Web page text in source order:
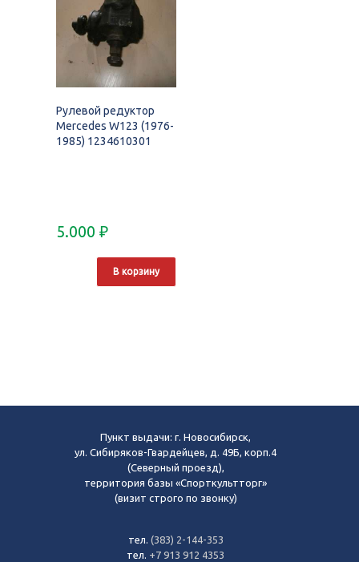
Рулевой редуктор
Mercedes W123 (1976-
1985) 1234610301
5.000 ₽
В корзину
Пункт выдачи: г. Новосибирск,
ул. Сибиряков-Гвардейцев, д. 49Б, корп.4
(Северный проезд),
территория базы «Спорткультторг»
(визит строго по звонку)
тел. (383) 2-144-353
тел. +7 913 912 4353